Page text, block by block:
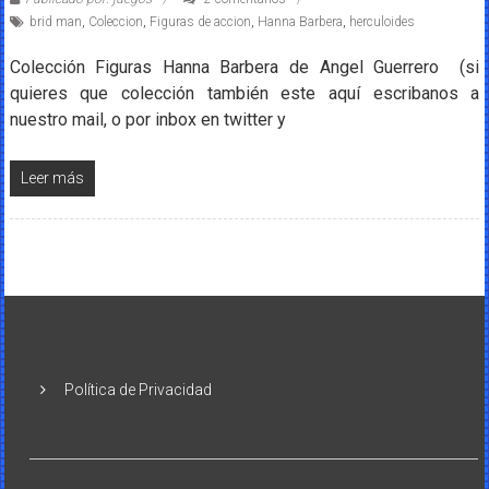
brid man, Coleccion, Figuras de accion, Hanna Barbera, herculoides
Colección Figuras Hanna Barbera de Angel Guerrero (si
quieres que colección también este aquí escribanos a
nuestro mail, o por inbox en twitter y
Leer más
Política de Privacidad